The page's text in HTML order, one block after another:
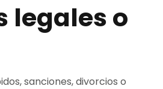
legales o
sanciones, divorcios o